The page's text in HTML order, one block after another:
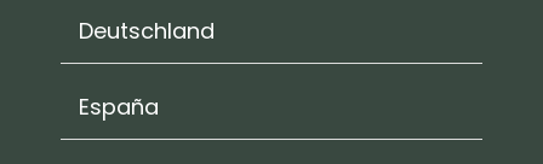
Deutschland
España